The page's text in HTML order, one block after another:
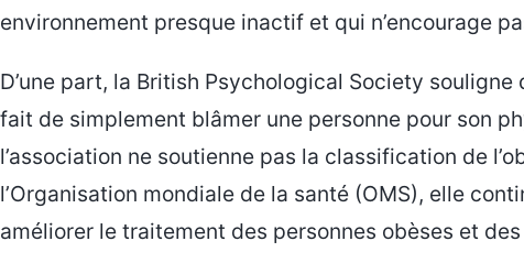
environnement presque inactif et qui n’encourage
D’une part, la British Psychological Society souligne
fait de simplement blâmer une personne pour son
l’association ne soutienne pas la classification de
l’Organisation mondiale de la santé (OMS), elle
améliorer le traitement des personnes obèses et